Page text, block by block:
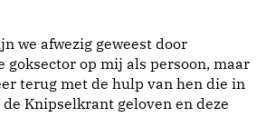
we afwezig geweest door
goksector op mij als persoon, maar
terug met de hulp van hen die in
Knipselkrant geloven en deze